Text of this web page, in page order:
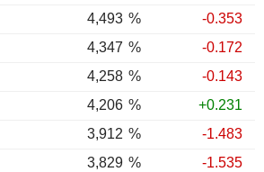
4,493 %
-0.353
4,347 %
-0.172
4,258 %
-0.143
4,206 %
+0.231
3,912 %
-1.483
3,829 %
-1.535